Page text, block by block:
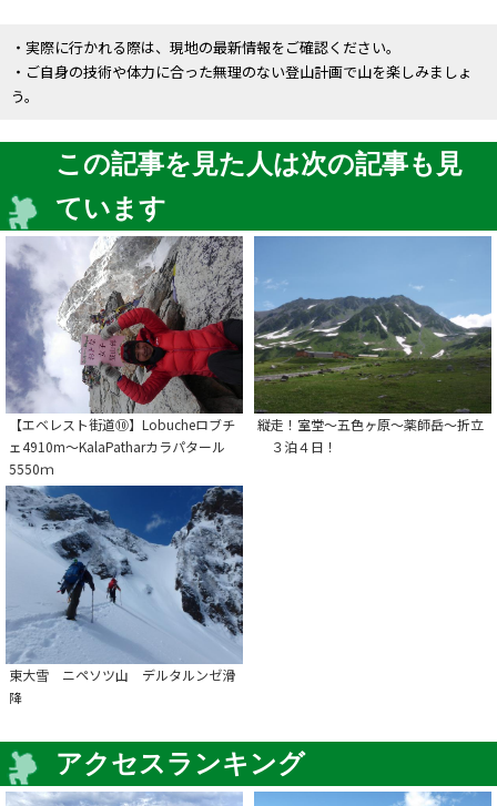
・実際に行かれる際は、現地の最新情報をご確認ください。
・ご自身の技術や体力に合った無理のない登山計画で山を楽しみましょ
う。
この記事を見た人は次の記事も見
ています
【エベレスト街道⑩】Lobucheロブチ
ェ4910m～KalaPatharカラパタール
5550ｍ
縦走！室堂～五色ヶ原～薬師岳～折立
３泊４日！
東大雪 ニペソツ山 デルタルンゼ滑
降
アクセスランキング